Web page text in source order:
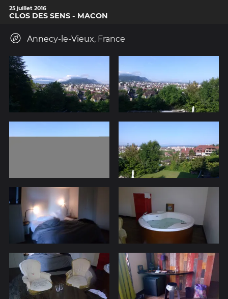
25 juillet 2016
CLOS DES SENS - MACON
Annecy-le-Vieux, France